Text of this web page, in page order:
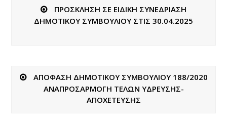
ΠΡΟΣΚΛΗΣΗ ΣΕ ΕΙΔΙΚΗ ΣΥΝΕΔΡΙΑΣΗ
ΔΗΜΟΤΙΚΟΥ ΣΥΜΒΟΥΛΙΟΥ ΣΤΙΣ 30.04.2025
ΑΠΟΦΑΣΗ ΔΗΜΟΤΙΚΟΥ ΣΥΜΒΟΥΛΙΟΥ 188/2020
ΑΝΑΠΡΟΣΑΡΜΟΓΗ ΤΕΛΩΝ ΥΔΡΕΥΣΗΣ-
ΑΠΟΧΕΤΕΥΣΗΣ